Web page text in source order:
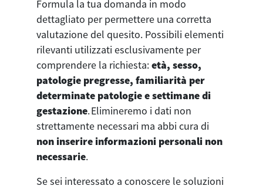
Formula la tua domanda in modo
dettagliato per permettere una corretta
valutazione del quesito. Possibili elementi
rilevanti utilizzati esclusivamente per
comprendere la richiesta:età, sesso,
patologie pregresse, familiarità per
determinate patologie e settimane di
gestazione. Elimineremo i dati non
strettamente necessari ma abbi cura di
non inserire informazioni personali non
necessarie.
Se sei interessato a conoscere le soluzioni